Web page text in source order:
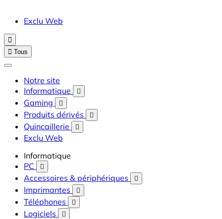
Exclu Web

 Tous
Notre site
Informatique

Gaming 
Produits dérivés 
Quincaillerie 
Exclu Web
Informatique
PC

Accessoires & périphériques 
Imprimantes 
Téléphones 
Logiciels 